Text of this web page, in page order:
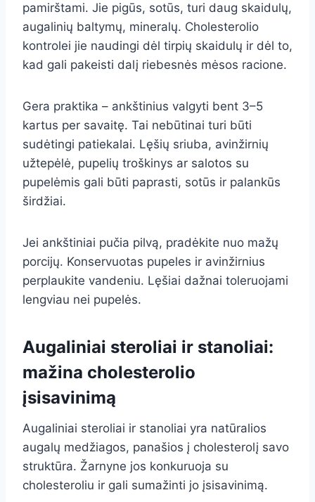
pamirštami. Jie pigūs, sotūs, turi daug skaidulų,
augalinių baltymų, mineralų. Cholesterolio
kontrolei jie naudingi dėl tirpių skaidulų ir dėl to,
kad gali pakeisti dalį riebesnės mėsos racione.
Gera praktika – ankštinius valgyti bent 3–5
kartus per savaitę. Tai nebūtinai turi būti
sudėtingi patiekalai. Lęšių sriuba, avinžirnių
užtepėlė, pupelių troškinys ar salotos su
pupelėmis gali būti paprasti, sotūs ir palankūs
širdžiai.
Jei ankštiniai pučia pilvą, pradėkite nuo mažų
porcijų. Konservuotas pupeles ir avinžirnius
perplaukite vandeniu. Lęšiai dažnai toleruojami
lengviau nei pupelės.
Augaliniai steroliai ir stanoliai:
mažina cholesterolio
įsisavinimą
Augaliniai steroliai ir stanoliai yra natūralios
augalų medžiagos, panašios į cholesterolį savo
struktūra. Žarnyne jos konkuruoja su
cholesteroliu ir gali sumažinti jo įsisavinimą.